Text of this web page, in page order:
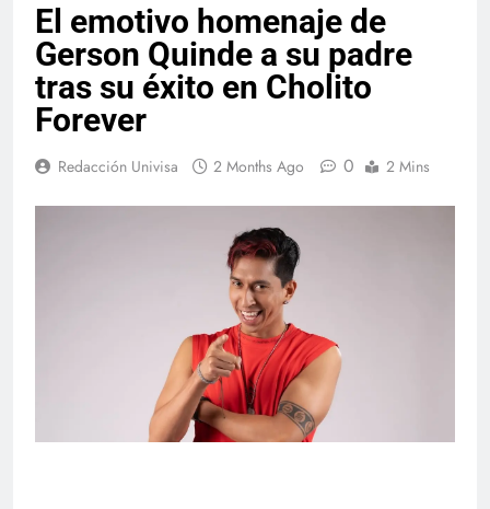
El emotivo homenaje de
Gerson Quinde a su padre
tras su éxito en Cholito
Forever
Redacción Univisa 2 Months Ago 0 2 Mins